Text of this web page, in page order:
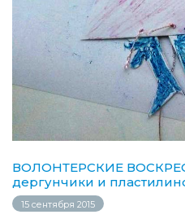
ВОЛОНТЕРСКИЕ
дергунчики и
15 сентября 2015